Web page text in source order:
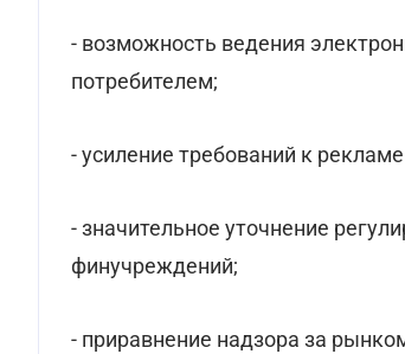
- возможность ведения
потребителем;
- усиление требований к
- значительное уточнение
финучреждений;
- приравнение надзора за